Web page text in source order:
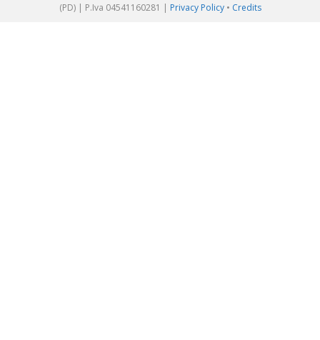
(PD) | P.Iva 04541160281 | Privacy Policy• Credits